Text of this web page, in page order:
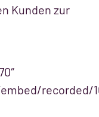
Kunden zur
recorded/